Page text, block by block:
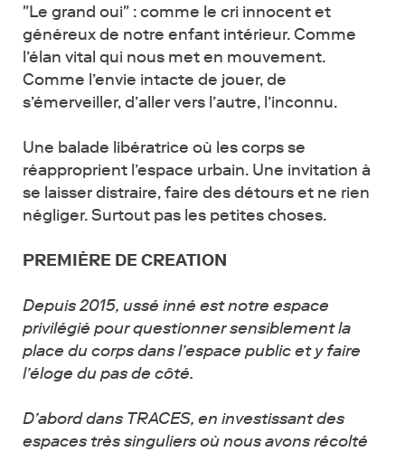
"Le grand oui" : comme le cri innocent et
généreux de notre enfant intérieur. Comme
l’élan vital qui nous met en mouvement.
Comme l’envie intacte de jouer, de
s’émerveiller, d’aller vers l’autre, l’inconnu.
Une balade libératrice où les corps se
réapproprient l’espace urbain. Une invitation à
se laisser distraire, faire des détours et ne rien
négliger. Surtout pas les petites choses.
PREMIÈRE DE CREATION
Depuis 2015, ussé inné est notre espace
privilégié pour questionner sensiblement la
place du corps dans l’espace public et y faire
l’éloge du pas de côté.
D’abord dans TRACES, en investissant des
espaces très singuliers où nous avons récolté